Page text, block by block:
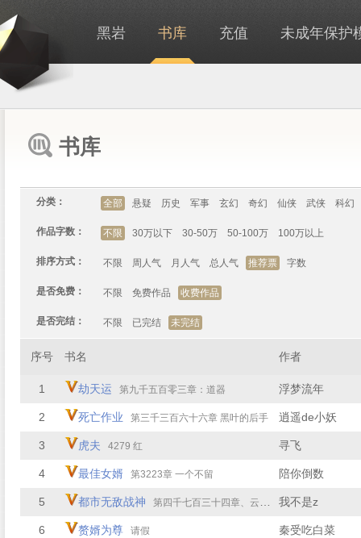
黑岩 书库 充值 未成年保护
书库
分类： 全部 悬疑 历史 军事 玄幻 奇幻 仙侠 武侠 科幻
作品字数： 不限 30万以下 30-50万 50-100万 100万以上
排序方式： 不限 周人气 月人气 总人气 推荐票 字数
是否免费： 不限 免费作品 收费作品
是否完结： 不限 已完结 未完结
序号 书名 作者
1 劫天运 第九千五百零三章：道器 浮梦流年
2 死亡作业 第三千三百六十六章 黑叶的后手 逍遥de小妖
3 虎夫 4279 红 寻飞
4 最佳女婿 第3223章 一个不留 陪你倒数
5 都市无敌战神 第四千七百三十四章、云渺仙墟 我不是z
6 赘婿为尊 请假 秦受吃白菜